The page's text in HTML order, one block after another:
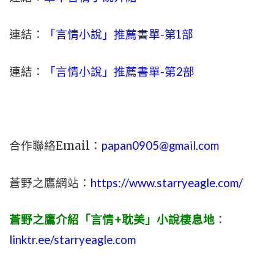
連結： 「言情小說」推薦書單-第1部
連結： 「言情小說」推薦書單-第2部
合作聯絡Email： papan0905@gmail.com
蒼野之鷹網站： https://www.starryeagle.com/
蒼野之鷹介紹「言情+耽美」小說棲息地 ：
linktr.ee/starryeagle.com